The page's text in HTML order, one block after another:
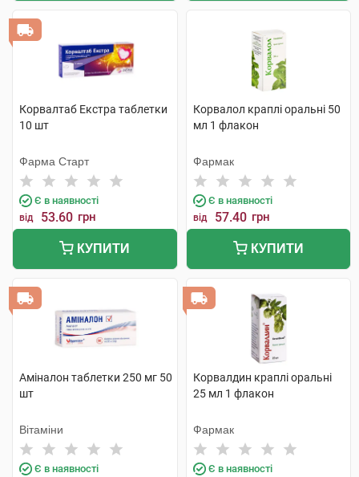
Корвалтаб Екстра таблетки
10 шт
Фарма Старт
Є в наявності
від 53.60 грн
КУПИТИ
Корвалол краплі оральні 50
мл 1 флакон
Фармак
Є в наявності
від 57.40 грн
КУПИТИ
Аміналон таблетки 250 мг 50
шт
Вітаміни
Є в наявності
Корвалдин краплі оральні
25 мл 1 флакон
Фармак
Є в наявності